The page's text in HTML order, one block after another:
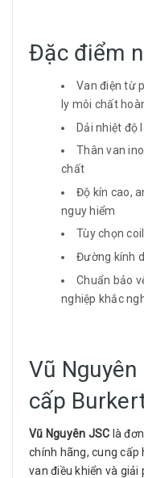
Đặc điểm
Van điện từ
ly môi chất
Dải nhiệt độ
Thân van
chất
Độ kín cao,
nguy hiểm
Tùy chọn
Đường kính
Chuẩn bảo
nghiệp khắc
Vũ
cấp
Vũ Nguyên JSC là
chính hãng, cung cấp
van điều khiển và